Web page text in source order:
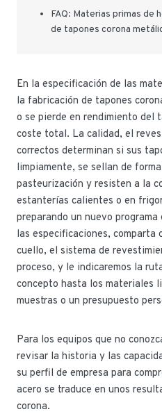
FAQ: Materias primas de
de tapones corona
En la especificación de las
la fabricación de tapones
o se pierde en rendimiento del
coste total. La calidad, el
correctos determinan si sus
limpiamente, se sellan de
pasteurización y resisten a la
estanterías calientes o en
preparando un nuevo
las especificaciones, comparta
cuello, el sistema de
proceso, y le indicaremos la
concepto hasta los materiales
muestras o un presupuesto
Para los equipos que no
revisar la historia y las
su perfil de empresa para
acero se traduce en unos
corona.